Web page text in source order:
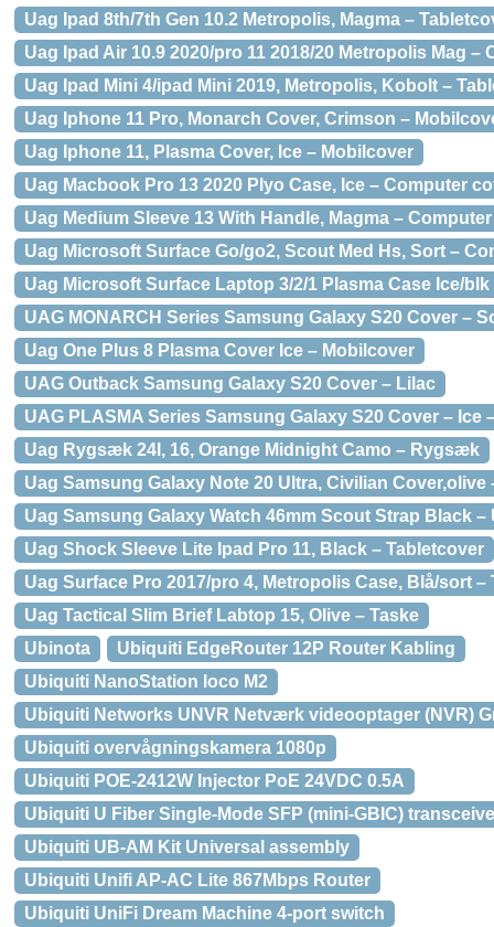
Uag Ipad 8th/7th Gen 10.2 Metropolis, Magma –
Uag Ipad Air 10.9 2020/pro 11 2018/20 Metropolis Mag –
Uag Ipad Mini 4/ipad Mini 2019, Metropolis, Kobolt –
Uag Iphone 11 Pro, Monarch Cover, Crimson –
Uag Iphone 11, Plasma Cover, Ice – Mobilcover
Uag Macbook Pro 13 2020 Plyo Case, Ice – Computer
Uag Medium Sleeve 13 With Handle, Magma –
Uag Microsoft Surface Go/go2, Scout Med Hs, Sort –
Uag Microsoft Surface Laptop 3/2/1 Plasma Case Ice/blk
UAG MONARCH Series Samsung Galaxy S20 Cover –
Uag One Plus 8 Plasma Cover Ice – Mobilcover
UAG Outback Samsung Galaxy S20 Cover – Lilac
UAG PLASMA Series Samsung Galaxy S20 Cover – Ice
Uag Rygsæk 24l, 16, Orange Midnight Camo – Rygsæk
Uag Samsung Galaxy Note 20 Ultra, Civilian Cover,olive
Uag Samsung Galaxy Watch 46mm Scout Strap Black –
Uag Shock Sleeve Lite Ipad Pro 11, Black – Tabletcover
Uag Surface Pro 2017/pro 4, Metropolis Case, Blå/sort
Uag Tactical Slim Brief Labtop 15, Olive – Taske
Ubinota
Ubiquiti EdgeRouter 12P Router Kabling
Ubiquiti NanoStation loco M2
Ubiquiti Networks UNVR Netværk videooptager (NVR)
Ubiquiti overvågningskamera 1080p
Ubiquiti POE-2412W Injector PoE 24VDC 0.5A
Ubiquiti U Fiber Single-Mode SFP (mini-GBIC)
Ubiquiti UB-AM Kit Universal assembly
Ubiquiti Unifi AP-AC Lite 867Mbps Router
Ubiquiti UniFi Dream Machine 4-port switch